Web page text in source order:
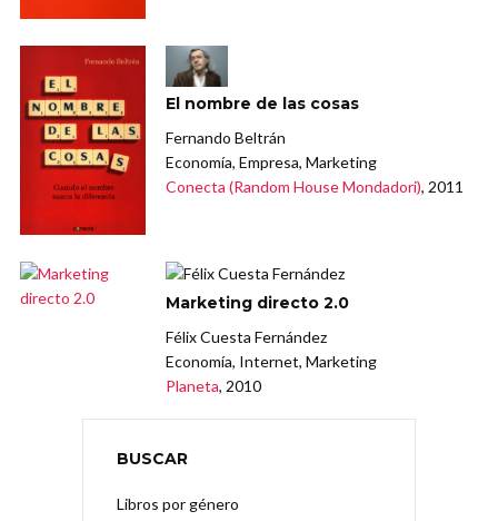
El nombre de las cosas
Fernando Beltrán
Economía, Empresa, Marketing
Conecta (Random House Mondadori), 2011
Marketing directo 2.0
Félix Cuesta Fernández
Economía, Internet, Marketing
Planeta, 2010
BUSCAR
Libros por género